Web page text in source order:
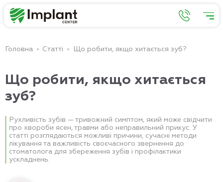
Головна Статті Що робити, якщо хитається зуб?
Що робити, якщо хитається
зуб?
Рухливість зубів — тривожний симптом, який може свідчити
про хвороби ясен, травми або неправильний прикус. У
статті розглядаються можливі причини, сучасні методи
лікування та важливість своєчасного звернення до
стоматолога для збереження зубів і профілактики
ускладнень.